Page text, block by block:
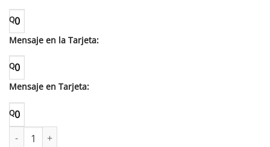
Q0
Mensaje en la Tarjeta:
Q0
Mensaje en Tarjeta:
Q0
E1 Tesoro (100 rosas) cantidad